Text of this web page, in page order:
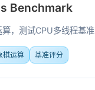
Benchmark
，测试CPU多线程基准
棋运算 基准评分